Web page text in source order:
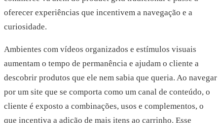
oferecer experiências que incentivem a navegação e a
curiosidade.
Ambientes com vídeos organizados e estímulos visuais
aumentam o tempo de permanência e ajudam o cliente a
descobrir produtos que ele nem sabia que queria. Ao navegar
por um site que se comporta como um canal de conteúdo, o
cliente é exposto a combinações, usos e complementos, o
que incentiva a adição de mais itens ao carrinho. Esse